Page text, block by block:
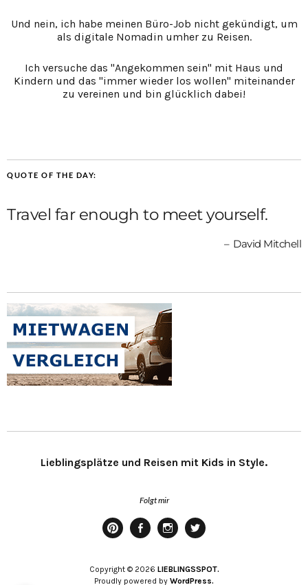
Und nein, ich habe meinen Büro-Job nicht gekündigt, um
als digitale Nomadin umher zu Reisen.
Ich versuche das "Angekommen sein" mit Haus und
Kindern und das "immer wieder los wollen" miteinander
zu vereinen und bin glücklich dabei!
QUOTE OF THE DAY:
Travel far enough to meet yourself.
David Mitchell
Lieblingsplätze und Reisen mit Kids in Style.
Folgt mir
Copyright © 2026 LIEBLINGSSPOT.
Proudly powered by WordPress.